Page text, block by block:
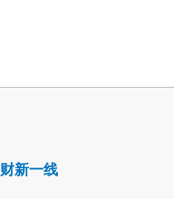
财新一线